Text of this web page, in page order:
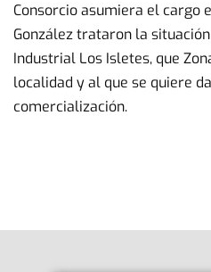
Consorcio asumiera el cargo
González trataron la
Industrial Los Isletes, que
localidad y al que se quiere
comercialización.